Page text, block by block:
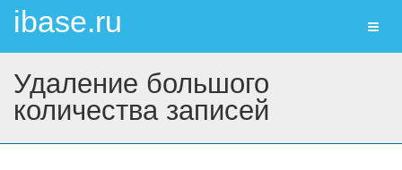
ibase.ru
Удаление большого
количества записей